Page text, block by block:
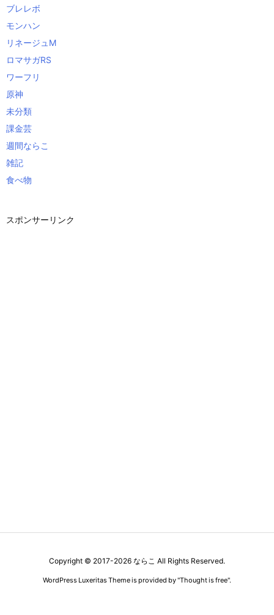
ブレレボ
モンハン
リネージュM
ロマサガRS
ワーフリ
原神
未分類
課金芸
週間ならこ
雑記
食べ物
スポンサーリンク
Copyright © 2017-2026 ならこ All Rights Reserved.
WordPress Luxeritas Theme is provided by "Thought is free".